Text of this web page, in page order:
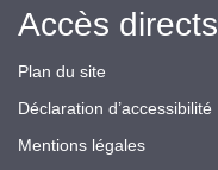
Accès directs
Plan du site
Déclaration d’accessibilité
Mentions légales